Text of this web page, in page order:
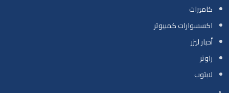
كاميرات
اكسسوارات كمبيوتر
أحبار ليزر
راوتر
لابتوب